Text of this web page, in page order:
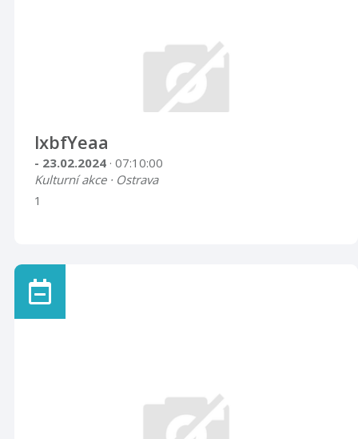
lxbfYeaa
- 23.02.2024 · 07:10:00
Kulturní akce · Ostrava
1